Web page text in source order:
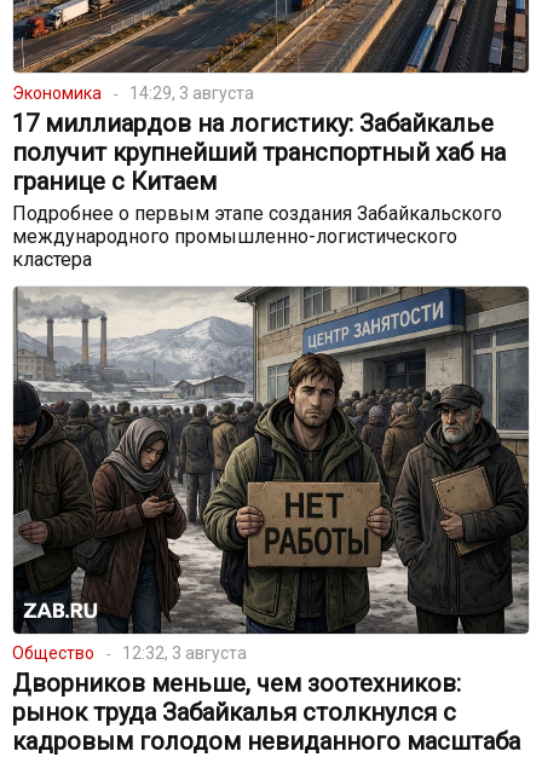
Экономика 14:29, 3 августа
17 миллиардов на логистику: Забайкалье
получит крупнейший транспортный хаб на
границе с Китаем
Подробнее о первым этапе создания Забайкальского
международного промышленно-логистического
кластера
Общество 12:32, 3 августа
Дворников меньше, чем зоотехников:
рынок труда Забайкалья столкнулся с
кадровым голодом невиданного масштаба